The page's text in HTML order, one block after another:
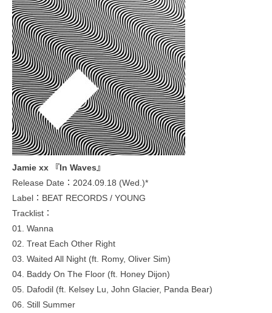
Jamie xx 『In Waves』
Release Date：2024.09.18 (Wed.)*
Label：BEAT RECORDS / YOUNG
Tracklist：
01. Wanna
02. Treat Each Other Right
03. Waited All Night (ft. Romy, Oliver Sim)
04. Baddy On The Floor (ft. Honey Dijon)
05. Dafodil (ft. Kelsey Lu, John Glacier, Panda Bear)
06. Still Summer